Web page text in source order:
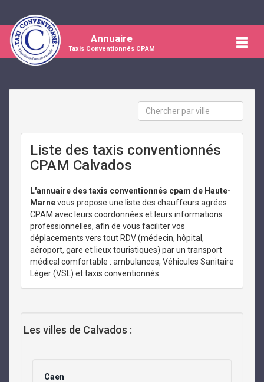
Annuaire
Taxis Conventionnés CPAM
Liste des taxis conventionnés
CPAM Calvados
L'annuaire des taxis conventionnés cpam de Haute-
Marnevous propose une liste des chauffeurs agrées
CPAM avec leurs coordonnées et leurs informations
professionnelles, afin de vous faciliter vos
déplacements vers tout RDV (médecin, hôpital,
aéroport, gare et lieux touristiques) par un transport
médical comfortable : ambulances, Véhicules Sanitaire
Léger (VSL) et taxis conventionnés.
Les villes de Calvados :
Caen